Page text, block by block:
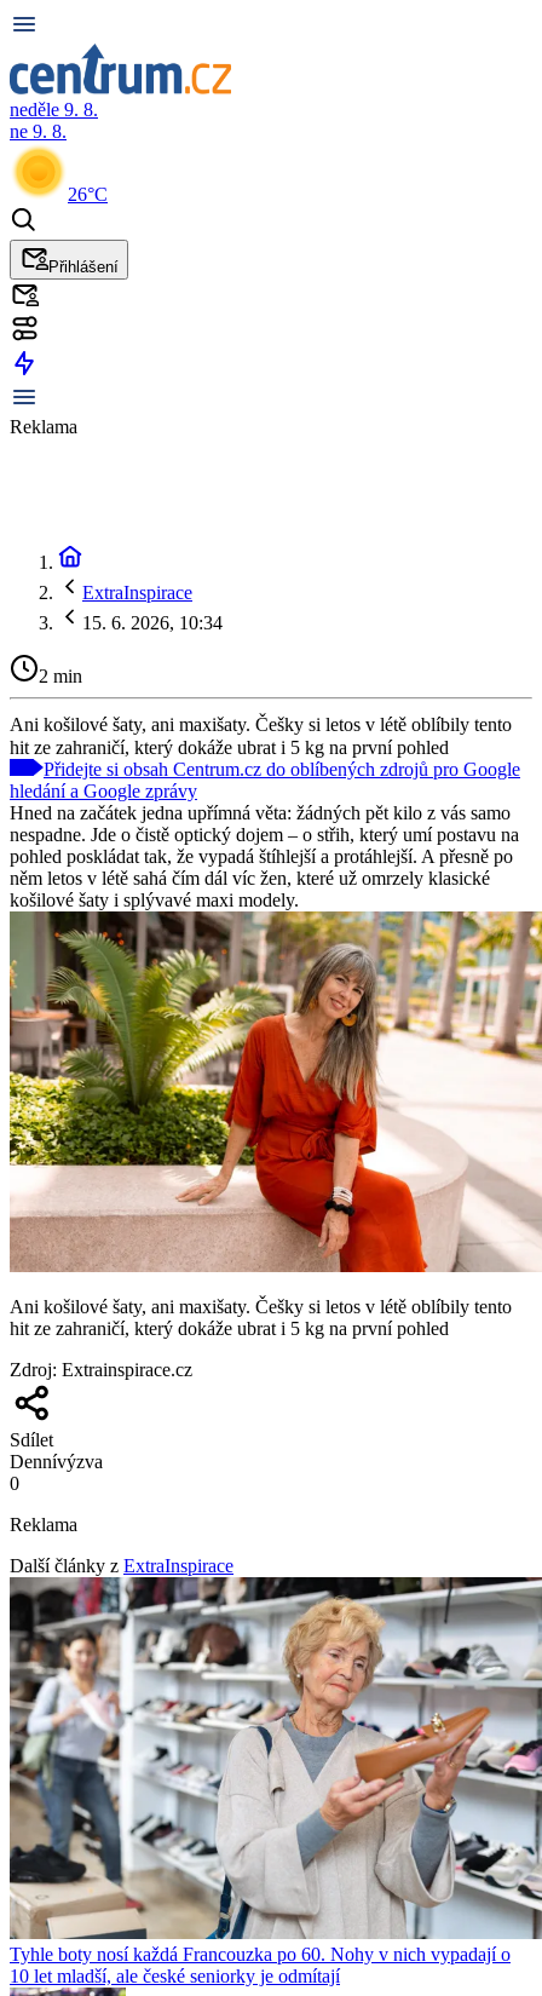
neděle 9. 8.
ne 9. 8.
26°C
Přihlášení
Reklama
ExtraInspirace
15. 6. 2026, 10:34
2 min
Ani košilové šaty, ani maxišaty. Češky si letos v létě oblíbily tento
hit ze zahraničí, který dokáže ubrat i 5 kg na první pohled
Přidejte si obsah Centrum.cz do oblíbených zdrojů pro Google
hledání a Google zprávy
Hned na začátek jedna upřímná věta: žádných pět kilo z vás samo
nespadne. Jde o čistě optický dojem – o střih, který umí postavu na
pohled poskládat tak, že vypadá štíhlejší a protáhlejší. A přesně po
něm letos v létě sahá čím dál víc žen, které už omrzely klasické
košilové šaty i splývavé maxi modely.
Ani košilové šaty, ani maxišaty. Češky si letos v létě oblíbily tento
hit ze zahraničí, který dokáže ubrat i 5 kg na první pohled
Zdroj: Extrainspirace.cz
Sdílet
Dennívýzva
0
Reklama
Další články z ExtraInspirace
Tyhle boty nosí každá Francouzka po 60. Nohy v nich vypadají o
10 let mladší, ale české seniorky je odmítají